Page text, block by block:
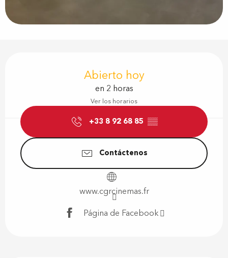
Abierto hoy
en 2 horas
Ver los horarios
+33 8 92 68 85 ▒▒
Contáctenos
www.cgrcinemas.fr
Página de Facebook